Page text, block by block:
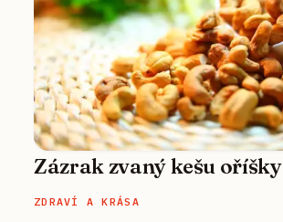
Zázrak zvaný kešu oříšky
ZDRAVÍ A KRÁSA